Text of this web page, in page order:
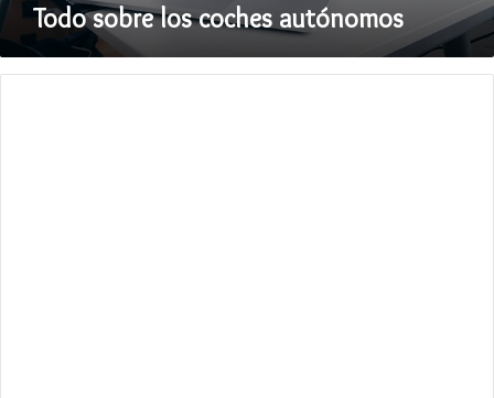
Todo sobre los coches autónomos